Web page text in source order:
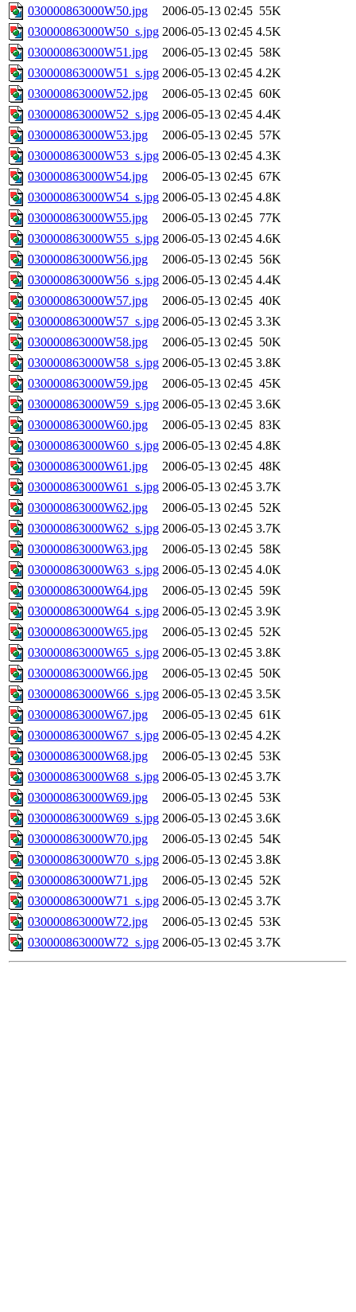
030000863000W50.jpg 2006-05-13 02:45 55K
030000863000W50_s.jpg 2006-05-13 02:45 4.5K
030000863000W51.jpg
2006-05-13 02:45 58K
030000863000W51_s.jpg 2006-05-13 02:45 4.2K
030000863000W52.jpg
2006-05-13 02:45 60K
030000863000W52_s.jpg 2006-05-13 02:45 4.4K
030000863000W53.jpg
2006-05-13 02:45 57K
030000863000W53_s.jpg 2006-05-13 02:45 4.3K
030000863000W54.jpg
2006-05-13 02:45 67K
030000863000W54_s.jpg 2006-05-13 02:45 4.8K
030000863000W55.jpg
2006-05-13 02:45 77K
030000863000W55_s.jpg 2006-05-13 02:45 4.6K
030000863000W56.jpg
2006-05-13 02:45 56K
030000863000W56_s.jpg 2006-05-13 02:45 4.4K
030000863000W57.jpg
2006-05-13 02:45 40K
030000863000W57_s.jpg 2006-05-13 02:45 3.3K
030000863000W58.jpg
2006-05-13 02:45 50K
030000863000W58_s.jpg 2006-05-13 02:45 3.8K
030000863000W59.jpg
2006-05-13 02:45 45K
030000863000W59_s.jpg 2006-05-13 02:45 3.6K
030000863000W60.jpg
2006-05-13 02:45 83K
030000863000W60_s.jpg 2006-05-13 02:45 4.8K
030000863000W61.jpg
2006-05-13 02:45 48K
030000863000W61_s.jpg 2006-05-13 02:45 3.7K
030000863000W62.jpg
2006-05-13 02:45 52K
030000863000W62_s.jpg 2006-05-13 02:45 3.7K
030000863000W63.jpg
2006-05-13 02:45 58K
030000863000W63_s.jpg 2006-05-13 02:45 4.0K
030000863000W64.jpg
2006-05-13 02:45 59K
030000863000W64_s.jpg 2006-05-13 02:45 3.9K
030000863000W65.jpg
2006-05-13 02:45 52K
030000863000W65_s.jpg 2006-05-13 02:45 3.8K
030000863000W66.jpg
2006-05-13 02:45 50K
030000863000W66_s.jpg 2006-05-13 02:45 3.5K
030000863000W67.jpg
2006-05-13 02:45 61K
030000863000W67_s.jpg 2006-05-13 02:45 4.2K
030000863000W68.jpg
2006-05-13 02:45 53K
030000863000W68_s.jpg 2006-05-13 02:45 3.7K
030000863000W69.jpg
2006-05-13 02:45 53K
030000863000W69_s.jpg 2006-05-13 02:45 3.6K
030000863000W70.jpg
2006-05-13 02:45 54K
030000863000W70_s.jpg 2006-05-13 02:45 3.8K
030000863000W71.jpg
2006-05-13 02:45 52K
030000863000W71_s.jpg 2006-05-13 02:45 3.7K
030000863000W72.jpg
2006-05-13 02:45 53K
030000863000W72_s.jpg 2006-05-13 02:45 3.7K